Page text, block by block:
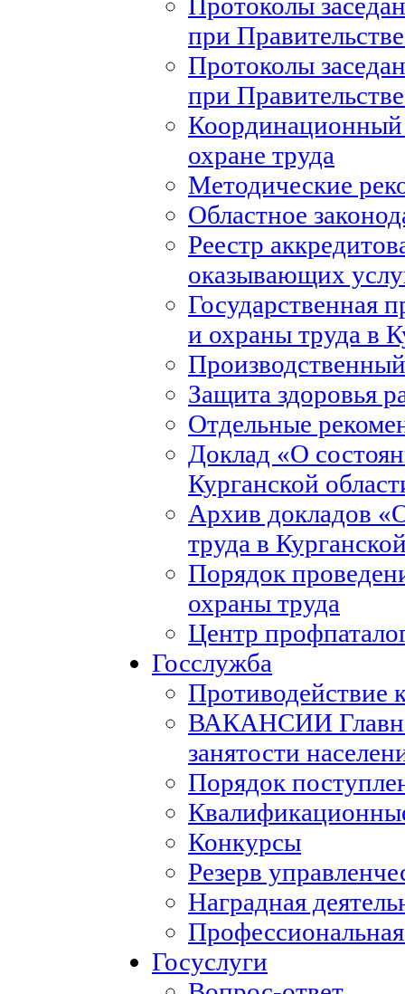
при
Протоколы
при
Координационный
охране труда
Методические
Областное
Реестр
оказывающих
Государственная
и охраны труда в
Защита здоровья
Отдельные
Доклад «О
Курганской
Архив докладов
труда в
Порядок
охраны труда
Центр
Госслужба
Противодействие
ВАКАНСИИ
занятости
Порядок
Конкурсы
Резерв
Наградная
Госуслуги